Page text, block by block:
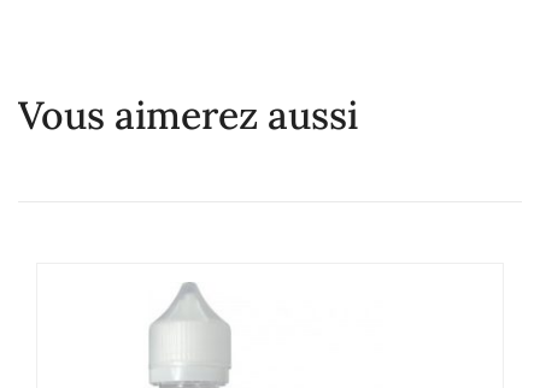
Vous aimerez aussi